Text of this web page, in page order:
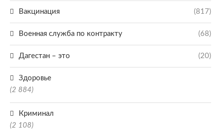
Вакцинация (817)
Военная служба по контракту (68)
Дагестан – это (20)
Здоровье
(2 884)
Криминал
(2 108)